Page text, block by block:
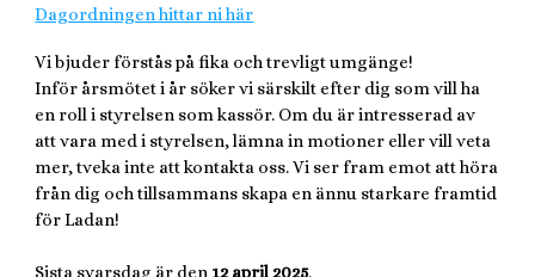
Dagordningen hittar ni här
Vi bjuder förstås på fika och trevligt umgänge!
Inför årsmötet i år söker vi särskilt efter dig som vill ha
en roll i styrelsen som kassör. Om du är intresserad av
att vara med i styrelsen, lämna in motioner eller vill veta
mer, tveka inte att kontakta oss. Vi ser fram emot att höra
från dig och tillsammans skapa en ännu starkare framtid
för Ladan!
Sista svarsdag är den 12 april 2025.